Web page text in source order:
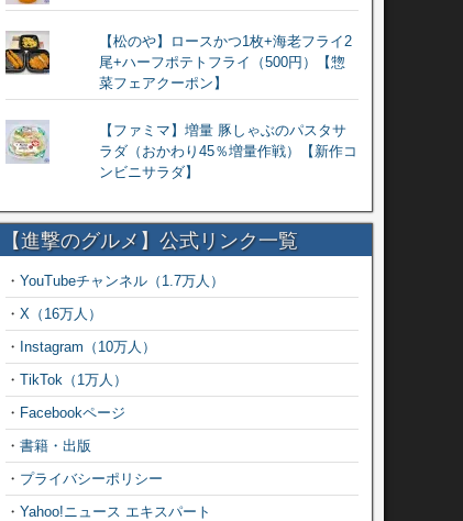
【松のや】ロースかつ1枚+海老フライ2
尾+ハーフポテトフライ（500円）【惣
菜フェアクーポン】
【ファミマ】増量 豚しゃぶのパスタサ
ラダ（おかわり45％増量作戦）【新作コ
ンビニサラダ】
【進撃のグルメ】公式リンク一覧
・ YouTubeチャンネル（1.7万人）
・ X（16万人）
・ Instagram（10万人）
・ TikTok（1万人）
・ Facebookページ
・ 書籍・出版
・ プライバシーポリシー
・ Yahoo!ニュース エキスパート